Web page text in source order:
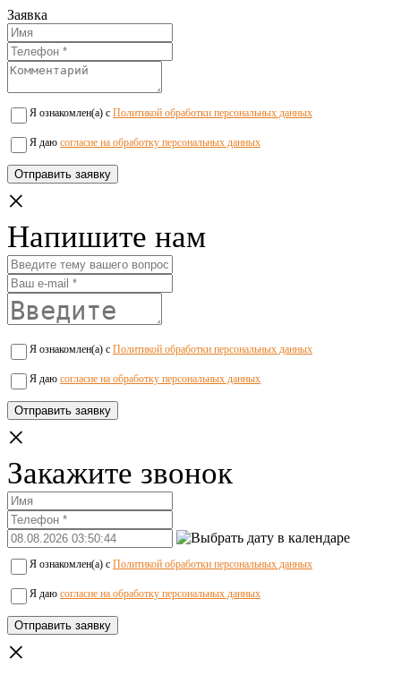
Заявка
Я ознакомлен(а) с Политикой обработки персональных данных
Я даю согласие на обработку персональных данных
×
Напишите нам
Я ознакомлен(а) с Политикой обработки персональных данных
Я даю согласие на обработку персональных данных
×
Закажите звонок
Я ознакомлен(а) с Политикой обработки персональных данных
Я даю согласие на обработку персональных данных
×